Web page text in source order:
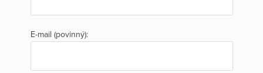
E-mail (povinný):